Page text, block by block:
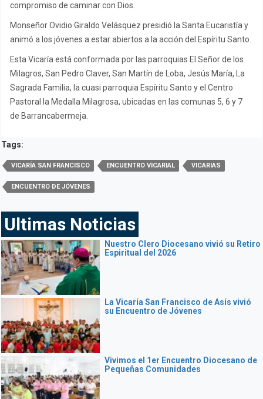
compromiso de caminar con Dios.
Monseñor Ovidio Giraldo Velásquez presidió la Santa Eucaristía y
animó a los jóvenes a estar abiertos a la acción del Espíritu Santo.
Esta Vicaría está conformada por las parroquias El Señor de los
Milagros, San Pedro Claver, San Martín de Loba, Jesús María, La
Sagrada Familia, la cuasi parroquia Espíritu Santo y el Centro
Pastoral la Medalla Milagrosa, ubicadas en las comunas 5, 6 y 7
de Barrancabermeja.
Tags:
VICARÍA SAN FRANCISCO ENCUENTRO VICARIAL VICARIAS
ENCUENTRO DE JÓVENES
Ultimas Noticias
Nuestro Clero Diocesano vivió su Retiro
Espiritual del 2026
La Vicaría San Francisco de Asís vivió
su Encuentro de Jóvenes
Vivimos el 1er Encuentro Diocesano de
Pequeñas Comunidades